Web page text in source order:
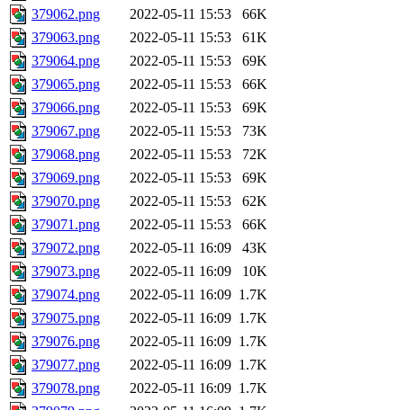
379062.png
2022-05-11 15:53
66K
379063.png
2022-05-11 15:53
61K
379064.png
2022-05-11 15:53
69K
379065.png
2022-05-11 15:53
66K
379066.png
2022-05-11 15:53
69K
379067.png
2022-05-11 15:53
73K
379068.png
2022-05-11 15:53
72K
379069.png
2022-05-11 15:53
69K
379070.png
2022-05-11 15:53
62K
379071.png
2022-05-11 15:53
66K
379072.png
2022-05-11 16:09
43K
379073.png
2022-05-11 16:09
10K
379074.png
2022-05-11 16:09 1.7K
379075.png
2022-05-11 16:09 1.7K
379076.png
2022-05-11 16:09 1.7K
379077.png
2022-05-11 16:09 1.7K
379078.png
2022-05-11 16:09 1.7K